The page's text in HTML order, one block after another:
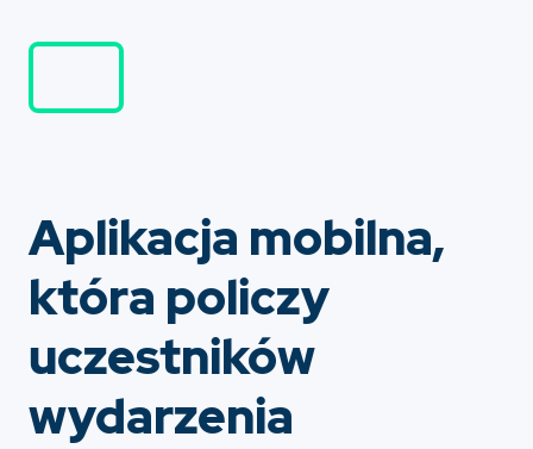
Aplikacja mobilna,
która policzy
uczestników
wydarzenia